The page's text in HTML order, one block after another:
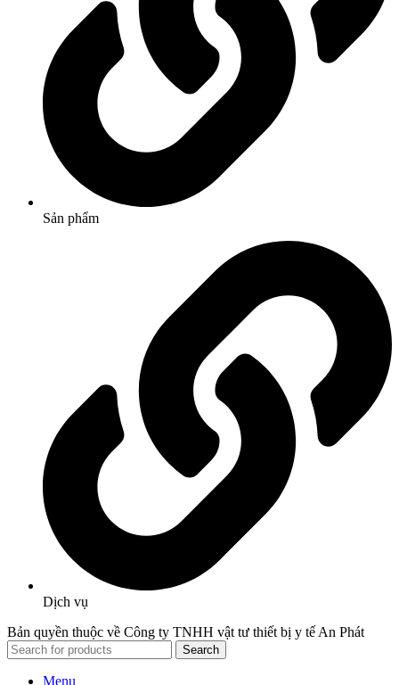
Sản phẩm
Dịch vụ
Bản quyền thuộc về Công ty TNHH vật tư thiết bị y tế An Phát
Search
Menu